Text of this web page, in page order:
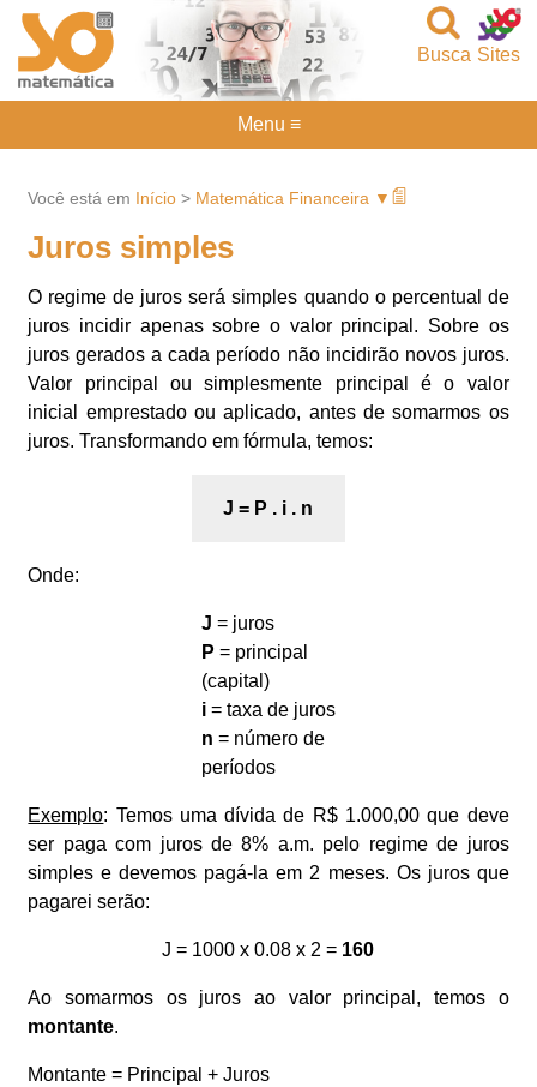
Sites
Busca
Você está em Início > Matemática Financeira ▼
Juros simples
O regime de juros será simples quando o percentual de
juros incidir apenas sobre o valor principal. Sobre os
juros gerados a cada período não incidirão novos juros.
Valor principal ou simplesmente principal é o valor
inicial emprestado ou aplicado, antes de somarmos os
juros. Transformando em fórmula, temos:
J = P . i . n
Onde:
J = juros
P = principal
(capital)
i= taxa de juros
n = número de
períodos
Exemplo: Temos uma dívida de R$ 1.000,00 que deve
ser paga com juros de 8% a.m. pelo regime de juros
simples e devemos pagá-la em 2 meses. Os juros que
pagarei serão:
J = 1000 x 0.08 x 2 = 160
Ao somarmos os juros ao valor principal, temos o
montante.
Montante = Principal + Juros